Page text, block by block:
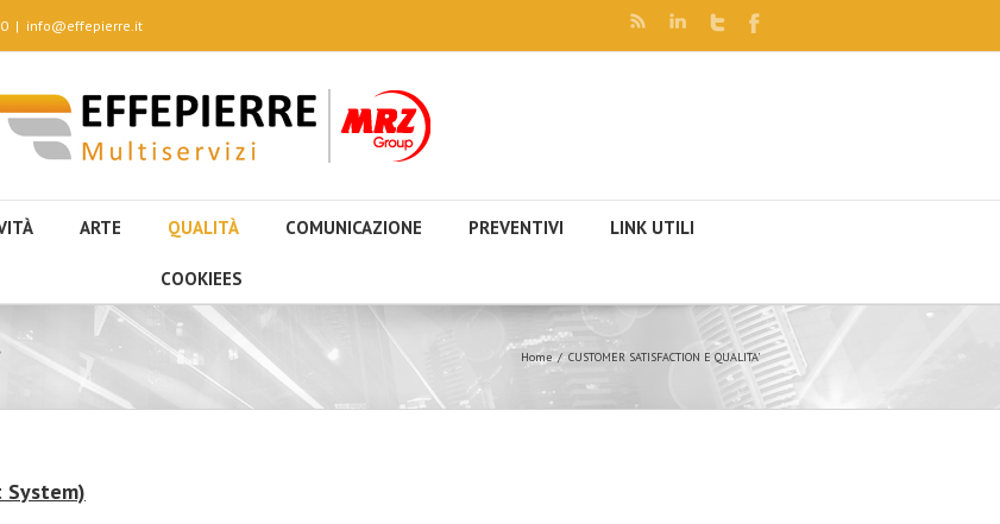
| info@effepierre.it
ARTE QUALITÀ COMUNICAZIONE PREVENTIVI LINK UTILI
COOKIEES
Home CUSTOMER SATISFACTION E QUALITA’
System)